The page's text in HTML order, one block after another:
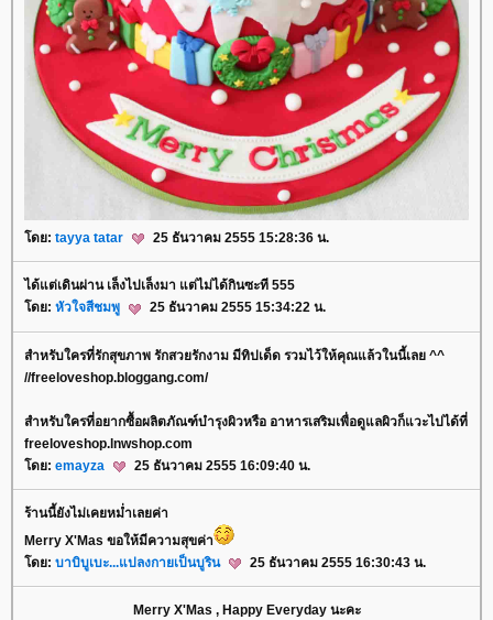
ดย: tayya tatar 25 ธันวาคม 2555 15:28:36 น.
ได้แต่เดินผ่าน เล็งไปเล็งมา แต่ไม่ได้กินซะที 555
ดย: หัวใจสีชมพู 25 ธันวาคม 2555 15:34:22 น.
สำหรับใครที่รักสุขภาพ รักสวยรักงาม มีทิปเด็ด รวมไว้ให้คุณแล้วในนี้เลย ^^
//freeloveshop.bloggang.com/
สำหรับใครที่อยากซื้อผลิตภัณฑ์บำรุงผิวหรือ อาหารเสริมเพื่อดูแลผิวก็แวะไปได้ที่
freeloveshop.lnwshop.com
ดย: emayza 25 ธันวาคม 2555 16:09:40 น.
ร้านนี้ยังไม่เคยหม่ำเลยค่า
Merry X'Mas ขอให้มีความสุขค่า
ดย: บาบิบูเบะ...แปลงกายเป็นบูริน 25 ธันวาคม 2555 16:30:43 น.
Merry X'Mas , Happy Everyday นะคะ